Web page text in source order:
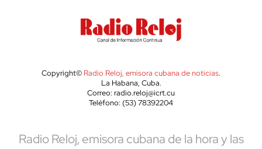
Copyright© Radio Reloj, emisora cubana de noticias.
La Habana, Cuba.
Correo: radio.reloj@icrt.cu
Teléfono: (53) 78392204
Radio Reloj, emisora cubana de la hora y las